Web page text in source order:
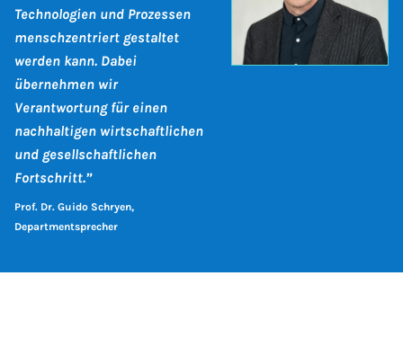
Technologien und Prozessen
menschzentriert gestaltet
werden kann. Dabei
übernehmen wir
Verantwortung für einen
nachhaltigen wirtschaftlichen
und gesellschaftlichen
Fortschritt.”
Prof. Dr. Guido Schryen,
Departmentsprecher